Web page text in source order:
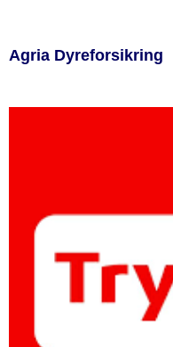
Agria Dyreforsikring